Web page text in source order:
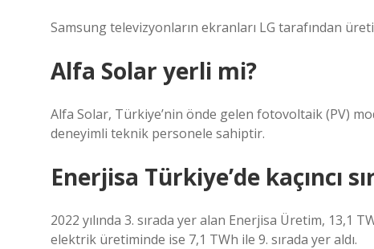
Samsung televizyonların ekranları LG tarafından
Alfa Solar yerli mi?
Alfa Solar, Türkiye’nin önde gelen fotovoltaik (PV)
deneyimli teknik personele sahiptir.
Enerjisa Türkiye’de kaçıncı
2022 yılında 3. sırada yer alan Enerjisa Üretim,
elektrik üretiminde ise 7,1 TWh ile 9. sırada yer aldı.